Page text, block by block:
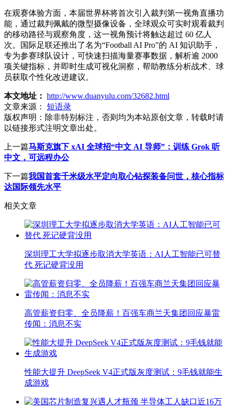
在观赛体验方面，本届世界杯将首次引入裁判第一视角直播功
能，通过裁判佩戴的微型摄像设备，全球观众可实时观看裁判
的移动路径与观察角度，这一视角预计将触达超过 60 亿人
次。国际足联还推出了名为“Football AI Pro”的 AI 知识助手，
专为参赛球队设计，可快速扫描海量赛事数据，解析逾 2000
项关键指标，并即时生成可视化洞察，帮助教练分析战术、球
员获取个性化改进建议。
本文地址： http://www.duanyulu.com/32682.html
文章来源：
短语录
版权声明： 除非特别标注，否则均为本站原创文章，转载时请
以链接形式注明文章出处。
上一篇马斯克旗下 xAI 全球招“中文 AI 导师”：训练 Grok 听
中文，可远程办公
下一篇我国首套千米级水平定向取心钻探装备问世，核心指标
达国际领先水平
相关文章
深圳理工大学拟逐步取消大学英语：AI人工智能已可替
代 死记硬背没用
高管薪资归零、全员降薪！百强车商兰天集团回应暴雷
传闻：消息不实
性能大提升 DeepSeek V4正式版灰度测试：9毛钱就能生
成游戏